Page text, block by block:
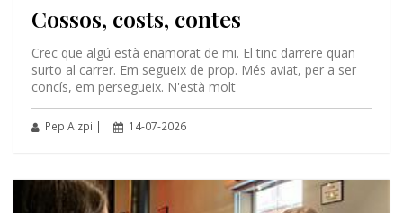
Cossos, costs, contes
Crec que algú està enamorat de mi. El tinc darrere quan
surto al carrer. Em segueix de prop. Més aviat, per a ser
concís, em persegueix. N'està molt
Pep Aizpi | 14-07-2026